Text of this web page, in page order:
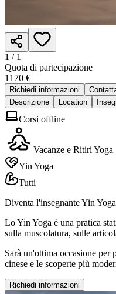
1 / 1
Quota di partecipazione
1170 €
Richiedi informazioni
Descrizione
Location
Corsi offline
Vacanze e Ritiri Yoga
Yin Yoga
Tutti
Diventa l'insegnante Yin
Lo Yin Yoga è una pratica
sulla muscolatura, sulle
Sarà un'ottima occasione
cinese e le scoperte più
Richiedi informazioni